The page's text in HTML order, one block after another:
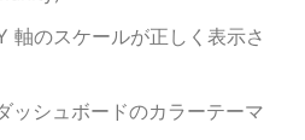
のスケールが正しく表示さ
ッシュボードのカラーテーマ